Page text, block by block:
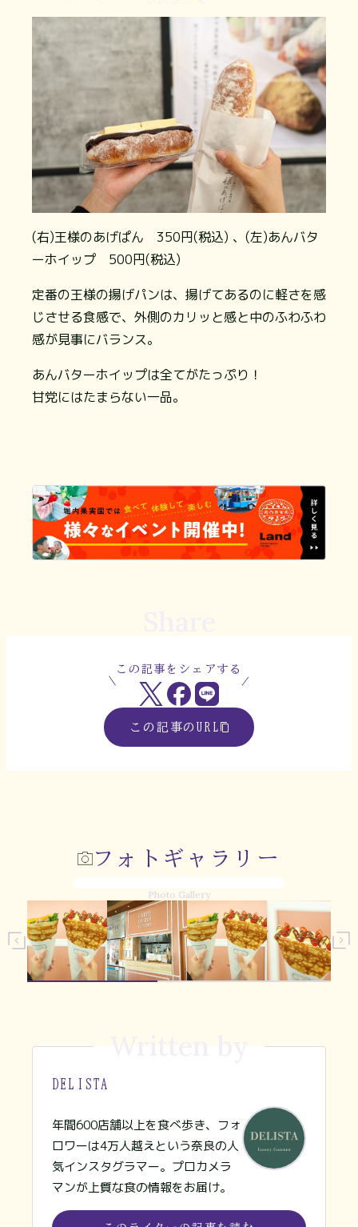
(右)王様のあげぱん 350円(税込) 、(左)あんバタ
ーホイップ 500円(税込)
定番の王様の揚げパンは、揚げてあるのに軽さを感
じさせる食感で、外側のカリッと感と中のふわふわ
感が見事にバランス。
あんバターホイップは全てがたっぷり！
甘党にはたまらない一品。
この記事をシェアする
この記事のURL
フォトギャラリー
Photo Gallery
DELISTA
年間600店舗以上を食べ歩き、フォ
ロワーは4万人越えという奈良の人
気インスタグラマー。プロカメラ
マンが上質な食の情報をお届け。